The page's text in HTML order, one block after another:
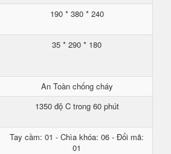
190 * 380 * 240
35 * 290 * 180
An Toàn chống cháy
1350 độ C trong 60 phút
Tay cầm: 01 - Chìa khóa: 06 - Đổi mã:
01